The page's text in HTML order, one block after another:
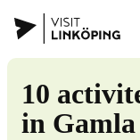
10
in